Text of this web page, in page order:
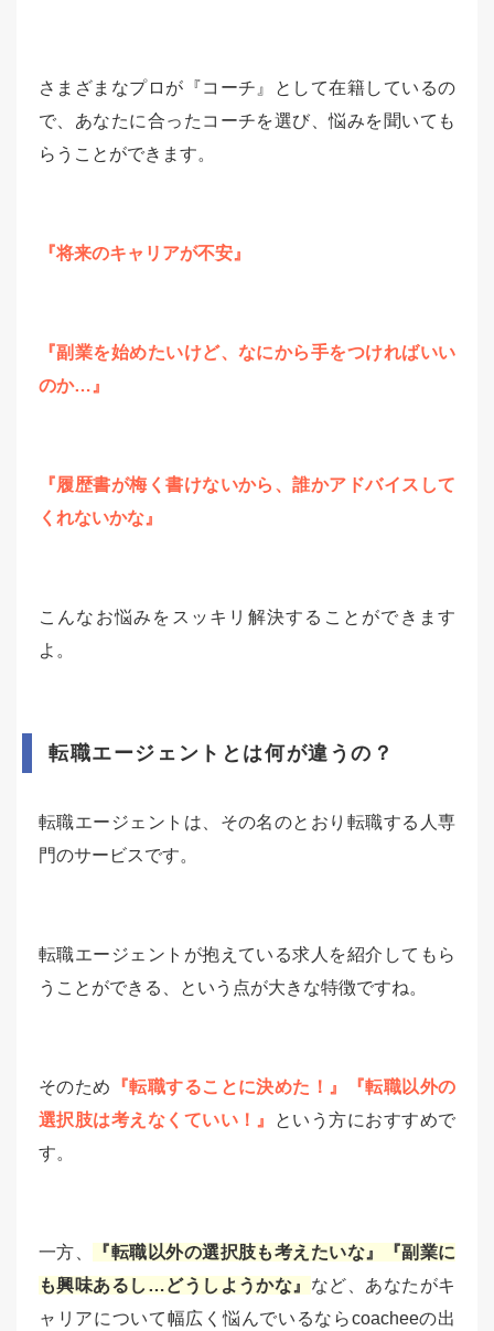
さまざまなプロが『コーチ』として在籍しているの
で、あなたに合ったコーチを選び、悩みを聞いても
らうことができます。
『将来のキャリアが不安』
『副業を始めたいけど、なにから手をつければいい
のか…』
『履歴書が梅く書けないから、誰かアドバイスして
くれないかな』
こんなお悩みをスッキリ解決することができます
よ。
転職エージェントとは何が違うの？
転職エージェントは、その名のとおり転職する人専
門のサービスです。
転職エージェントが抱えている求人を紹介してもら
うことができる、という点が大きな特徴ですね。
そのため
『転職することに決めた！』『転職以外の
選択肢は考えなくていい！』
という方におすすめで
す。
一方、
『転職以外の選択肢も考えたいな』『副業に
も興味あるし…どうしようかな』 など、あなたがキ
ャリアについて幅広く悩んでいるならcoacheeの出